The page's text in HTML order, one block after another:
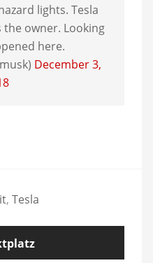
lights. Tesla
owner. Looking
here.
December 3,
, Tesla